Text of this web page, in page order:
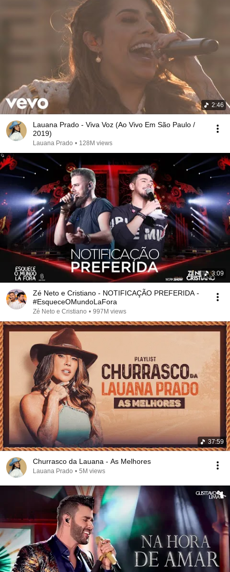
2:46
Lauana Prado - Viva Voz (Ao Vivo Em São Paulo /
2019)
Lauana Prado • 128M views
3:09
Zé Neto e Cristiano - NOTIFICAÇÃO PREFERIDA -
#EsqueceOMundoLaFora
Zé Neto e Cristiano • 997M views
37:59
Churrasco da Lauana - As Melhores
Lauana Prado • 5M views